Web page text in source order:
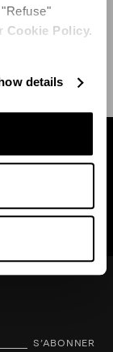
Cookie Policy.
details
BOUTIQUE
S’ABONNER